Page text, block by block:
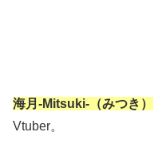
海月-Mitsuki-（みつき）
Vtuber。